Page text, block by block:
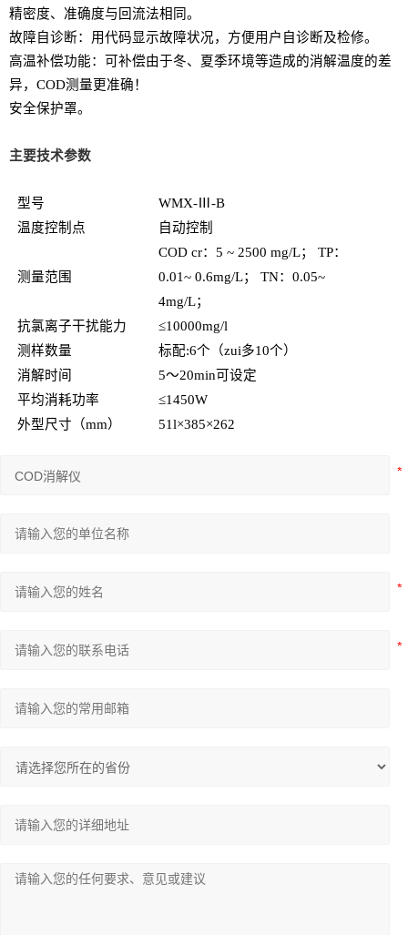
精密度、准确度与回流法相同。
故障自诊断：用代码显示故障状况，方便用户自诊断及检修。
高温补偿功能：可补偿由于冬、夏季环境等造成的消解温度的差
异，COD测量更准确！
安全保护罩。
主要技术参数
型号 WMX- Ⅲ-B
温度控制点
自动控制
测量范围
COD cr：5 ~ 2500 mg/L； TP：
0.01~ 0.6mg/L； TN：0.05~
4mg/L；
抗氯离子干扰能力
≤10000mg/l
测样数量
标配:6个（zui多10个）
消解时间
5～20min可设定
平均消耗功率
≤1450W
外型尺寸（mm）
51l×385×262